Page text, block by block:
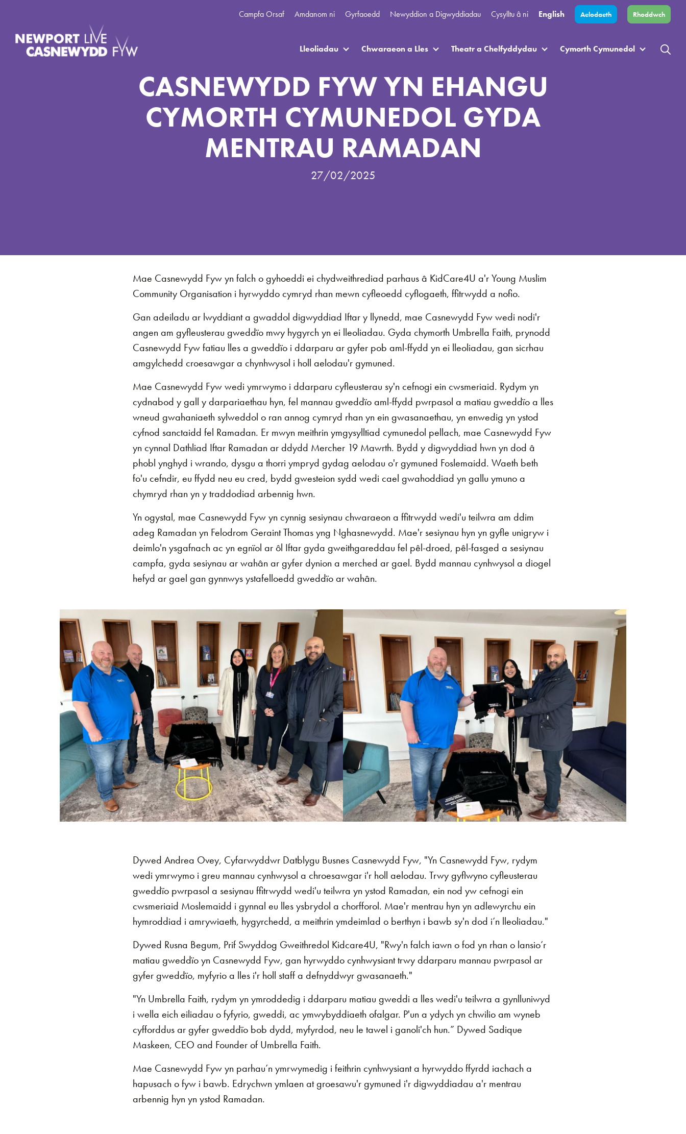
Campfa Orsaf Amdanom ni Gyrfaoedd Newyddion a Digwyddiadau Cysylltu â ni English Aelodaeth Rhoddwch
Lleoliadau Chwaraeon a Lles Theatr a Chelfyddydau Cymorth Cymunedol
CASNEWYDD FYW YN EHANGU
CYMORTH CYMUNEDOL GYDA
MENTRAU RAMADAN
27/02/2025
Mae Casnewydd Fyw yn falch o gyhoeddi ei chydweithrediad parhaus â KidCare4U a'r Young Muslim
Community Organisation i hyrwyddo cymryd rhan mewn cyfleoedd cyflogaeth, ffitrwydd a nofio.
Gan adeiladu ar lwyddiant a gwaddol digwyddiad Iftar y llynedd, mae Casnewydd Fyw wedi nodi'r
angen am gyfleusterau gweddïo mwy hygyrch yn ei lleoliadau. Gyda chymorth Umbrella Faith, prynodd
Casnewydd Fyw fatiau lles a gweddïo i ddarparu ar gyfer pob aml-ffydd yn ei lleoliadau, gan sicrhau
amgylchedd croesawgar a chynhwysol i holl aelodau'r gymuned.
Mae Casnewydd Fyw wedi ymrwymo i ddarparu cyfleusterau sy'n cefnogi ein cwsmeriaid. Rydym yn
cydnabod y gall y darpariaethau hyn, fel mannau gweddïo aml-ffydd pwrpasol a matiau gweddïo a lles
wneud gwahaniaeth sylweddol o ran annog cymryd rhan yn ein gwasanaethau, yn enwedig yn ystod
cyfnod sanctaidd fel Ramadan. Er mwyn meithrin ymgysylltiad cymunedol pellach, mae Casnewydd Fyw
yn cynnal Dathliad Iftar Ramadan ar ddydd Mercher 19 Mawrth. Bydd y digwyddiad hwn yn dod â
phobl ynghyd i wrando, dysgu a thorri ympryd gydag aelodau o'r gymuned Foslemaidd. Waeth beth
fo'u cefndir, eu ffydd neu eu cred, bydd gwesteion sydd wedi cael gwahoddiad yn gallu ymuno a
chymryd rhan yn y traddodiad arbennig hwn.
Yn ogystal, mae Casnewydd Fyw yn cynnig sesiynau chwaraeon a ffitrwydd wedi'u teilwra am ddim
adeg Ramadan yn Felodrom Geraint Thomas yng Nghasnewydd. Mae'r sesiynau hyn yn gyfle unigryw i
deimlo'n ysgafnach ac yn egnïol ar ôl Iftar gyda gweithgareddau fel pêl-droed, pêl-fasged a sesiynau
campfa, gyda sesiynau ar wahân ar gyfer dynion a merched ar gael. Bydd mannau cynhwysol a diogel
hefyd ar gael gan gynnwys ystafelloedd gweddïo ar wahân.
Dywed Andrea Ovey, Cyfarwyddwr Datblygu Busnes Casnewydd Fyw, "Yn Casnewydd Fyw, rydym
wedi ymrwymo i greu mannau cynhwysol a chroesawgar i'r holl aelodau. Trwy gyflwyno cyfleusterau
gweddïo pwrpasol a sesiynau ffitrwydd wedi'u teilwra yn ystod Ramadan, ein nod yw cefnogi ein
cwsmeriaid Moslemaidd i gynnal eu lles ysbrydol a chorfforol. Mae'r mentrau hyn yn adlewyrchu ein
hymroddiad i amrywiaeth, hygyrchedd, a meithrin ymdeimlad o berthyn i bawb sy'n dod i’n lleoliadau."
Dywed Rusna Begum, Prif Swyddog Gweithredol Kidcare4U, "Rwy'n falch iawn o fod yn rhan o lansio’r
matiau gweddïo yn Casnewydd Fyw, gan hyrwyddo cynhwysiant trwy ddarparu mannau pwrpasol ar
gyfer gweddïo, myfyrio a lles i'r holl staff a defnyddwyr gwasanaeth."
"Yn Umbrella Faith, rydym yn ymroddedig i ddarparu matiau gweddi a lles wedi'u teilwra a gynlluniwyd
i wella eich eiliadau o fyfyrio, gweddi, ac ymwybyddiaeth ofalgar. P'un a ydych yn chwilio am wyneb
cyfforddus ar gyfer gweddïo bob dydd, myfyrdod, neu le tawel i ganoli'ch hun.” Dywed Sadique
Maskeen, CEO and Founder of Umbrella Faith.
Mae Casnewydd Fyw yn parhau’n ymrwymedig i feithrin cynhwysiant a hyrwyddo ffyrdd iachach a
hapusach o fyw i bawb. Edrychwn ymlaen at groesawu'r gymuned i'r digwyddiadau a'r mentrau
arbennig hyn yn ystod Ramadan.